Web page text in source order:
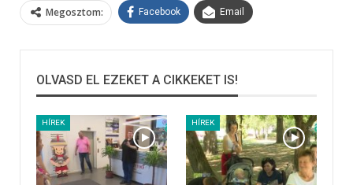
Megosztom: Facebook Email
OLVASD EL EZEKET A CIKKEKET IS!
HÍREK HÍREK